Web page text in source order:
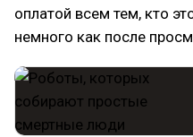
оплатой всем тем, кто
немного как после